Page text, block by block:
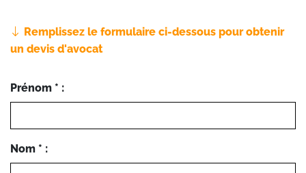
Remplissez le formulaire ci-dessous pour obtenir
un devis d'avocat
Prénom * :
Nom * :